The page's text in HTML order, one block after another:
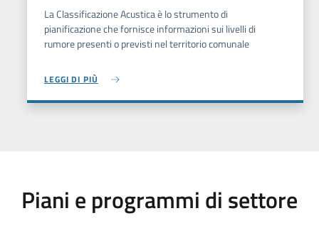
La Classificazione Acustica è lo strumento di
pianificazione che fornisce informazioni sui livelli di
rumore presenti o previsti nel territorio comunale
LEGGI DI PIÙ
Piani e programmi di settore